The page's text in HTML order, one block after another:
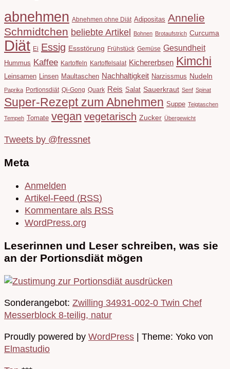
abnehmen Abnehmen ohne Diät Adipositas Annelie
Schmidtchen beliebte Artikel Bohnen Brotaufstrich Curcuma
Diät Ei Essig Essstörung Frühstück Gemüse Gesundheit
Hummus Kaffee Kartoffeln Kartoffelsalat Kichererbsen Kimchi
Leinsamen Linsen Maultaschen Nachhaltigkeit Narzissmus Nudeln
Paprika Portionsdiät Qi-Gong Quark Reis Salat Sauerkraut Senf Spinat
Super-Rezept zum Abnehmen Suppe Teigtaschen
Tempeh Tomate vegan vegetarisch Zucker Übergewicht
Tweets by @fressnet
Meta
Anmelden
Artikel-Feed (RSS)
Kommentare als RSS
WordPress.org
Leserinnen und Leser schreiben, was sie
an der Portionsdiät mögen
Sonderangebot: Zwilling 34931-002-0 Twin Chef
Messerblock 8-teilig, natur
Proudly powered by WordPress | Theme: Yoko von
Elmastudio